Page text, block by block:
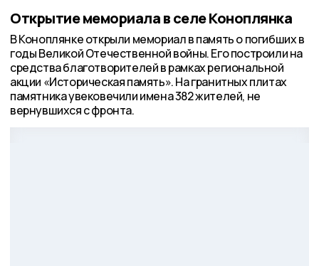
Открытие мемориала в селе Коноплянка
В Коноплянке открыли мемориал в память о погибших в
годы Великой Отечественной войны. Его построили на
средства благотворителей в рамках региональной
акции «Историческая память». На гранитных плитах
памятника увековечили имена 382 жителей, не
вернувшихся с фронта.